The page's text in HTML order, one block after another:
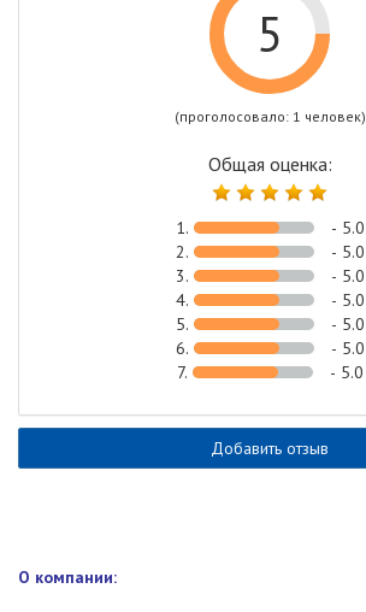
5
(проголосовало: 1 человек)
Общая оценка:
1.
- 5.0
2.
- 5.0
3.
- 5.0
4.
- 5.0
5.
- 5.0
6.
- 5.0
7.
- 5.0
Добавить отзыв
О компании: